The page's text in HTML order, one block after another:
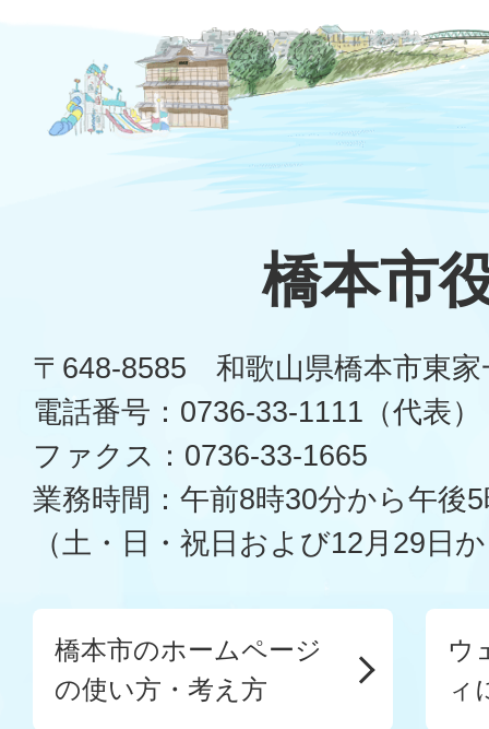
橋本市
〒648-8585 和歌山県橋本市東家
電話番号：0736-33-1111（代表）
ファクス：0736-33-1665
業務時間：午前8時30分から午後
（土・日・祝日および12月29日
橋本市のホームページ
の使い方・考え方
ウ
ィ